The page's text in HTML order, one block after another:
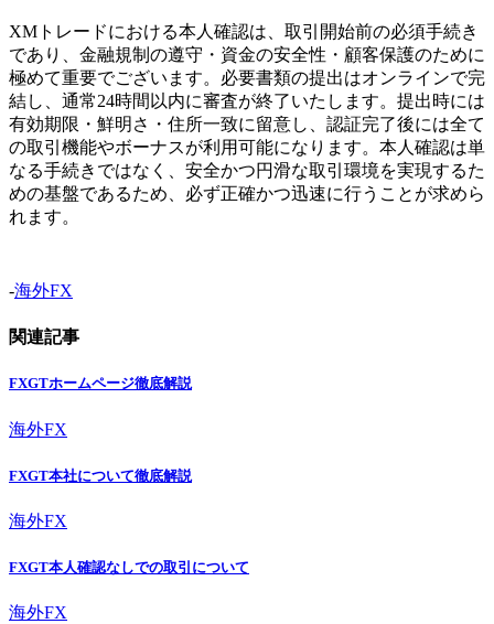
XMトレードにおける本人確認は、取引開始前の必須手続き
であり、金融規制の遵守・資金の安全性・顧客保護のために
極めて重要でございます。必要書類の提出はオンラインで完
結し、通常24時間以内に審査が終了いたします。提出時には
有効期限・鮮明さ・住所一致に留意し、認証完了後には全て
の取引機能やボーナスが利用可能になります。本人確認は単
なる手続きではなく、安全かつ円滑な取引環境を実現するた
めの基盤であるため、必ず正確かつ迅速に行うことが求めら
れます。
-海外FX
関連記事
FXGTホームページ徹底解説
海外FX
FXGT本社について徹底解説
海外FX
FXGT本人確認なしでの取引について
海外FX